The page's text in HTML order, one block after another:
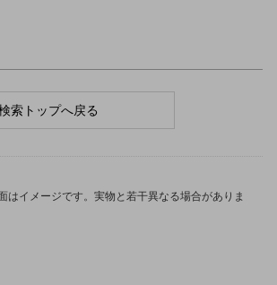
索トップへ戻る
はイメージです。実物と若干異なる場合がありま